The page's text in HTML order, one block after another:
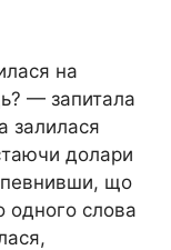
на
— запитала
залилася
долари
що
одного слова